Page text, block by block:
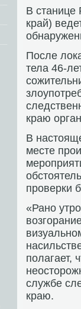
В станице
край)
После
тела 46-
краю
В
месте
проверки
«Рано
полагает,
службе
краю.